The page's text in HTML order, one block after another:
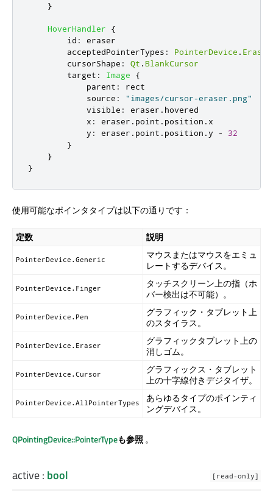
}
HoverHandler
{
id :
eraser
acceptedPointerTypes : PointerDevice . Eraser
cursorShape : Qt .BlankCursor
target : Image
{
parent :
rect
source :
"images/cursor-eraser.png"
visible : eraser . hovered
x : eraser . point . position .x
y : eraser . point . position .y -
32
}
}
}
使用可能なポインタタイプは以下の通りです：
定数 説明
PointerDevice.Generic
マウスまたはマウスをエミュ
レートするデバイス。
PointerDevice.Finger
タッチスクリーン上の指（ホ
バー検出は不可能）。
PointerDevice.Pen
グラフィック・タブレット上
のスタイラス。
PointerDevice.Eraser
グラフィックタブレット上の
消しゴム。
PointerDevice.Cursor
グラフィックス・タブレット
上の十字線付きデジタイザ。
PointerDevice.AllPointerTypes
あらゆるタイプのポインティ
ングデバイス。
QPointingDevice::PointerTypeも参照。
active: bool [read-only]